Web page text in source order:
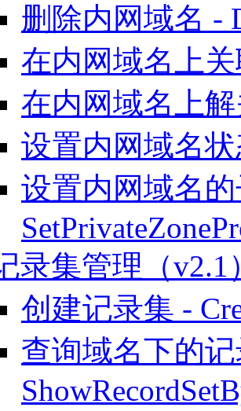
删除内网域名 -
在内网域名上关
在内网域名上解
设置内网域名状
设置内网域名
录集管理（v2.1
创建记录集 -
查询域名下的